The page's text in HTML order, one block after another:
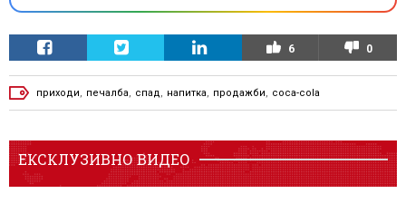
6 0
приходи, печалба, спад, напитка, продажби, coca-cola
ЕКСКЛУЗИВНО ВИДЕО